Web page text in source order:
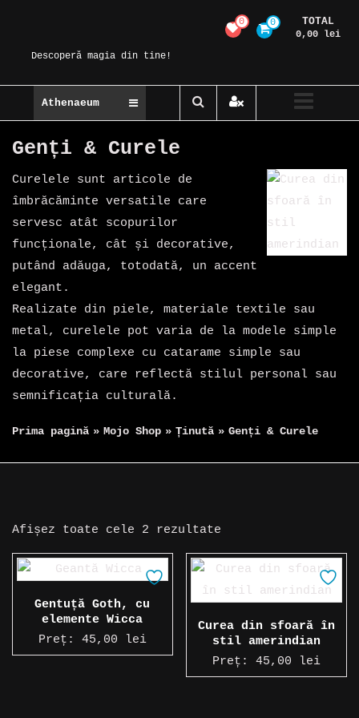
contentDescoperă magia din tine!
0 0 TOTAL
0,00 lei
Athenaeum
Genți & Curele
Curelele sunt articole de
îmbrăcăminte versatile care
servesc atât scopurilor
funcționale, cât și decorative,
putând adăuga, totodată, un accent
elegant.
Realizate din piele, materiale textile sau
metal, curelele pot varia de la modele simple
la piese complexe cu catarame simple sau
decorative, care reflectă stilul personal sau
semnificația culturală.
Prima pagină » Mojo Shop » Ținută » Genți & Curele
Afișez toate cele 2 rezultate
după
cele
mai
Gentuță Goth, cu
elemente Wicca
Preț: 45,00 lei
Curea din sfoară în
stil amerindian
Preț:45,00 lei